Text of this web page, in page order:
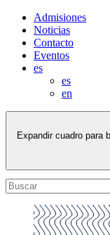
Admisiones
Noticias
Contacto
Eventos
es
es
en
Expandir cuadro para